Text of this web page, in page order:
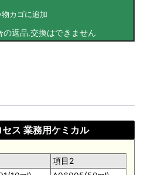
物カゴに追加
ス 業務用ケミカル
項目2